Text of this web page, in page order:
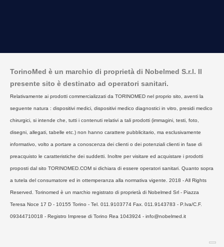
TorinoMed è un marchio di proprietà di Nobelmed S.r.l. Il
presente sito è destinato ad operatori sanitari.
Relativamente ai prodotti commercializzati da TORINOMED nel proprio sito, aventi la
seguente natura : dispositivi medici, dispositivi medico diagnostici in vitro, presidi medico
chirurgici, si intende che, tutti i contenuti relativi a tali prodotti (immagini, testi, foto,
disegni, allegati, tabelle etc.) non hanno carattere pubblicitario, ma esclusivamente
informativo, volto a portare a conoscenza dei clienti o dei potenziali clienti in fase di
preacquisto le caratteristiche dei suddetti. Inoltre per visitare ed acquistare i prodotti
proposti dal sito TORINOMED.COM si dichiara di essere operatori sanitari. Quanto sopra
a tutela del consumatore ed in ottemperanza alla normativa vigente. 2018 - All Rights
Reserved. Torinomed è un marchio registrato di proprietà di Nobelmed Srl - Piazza
Teresa Noce 17 D - 10155 Torino - Tel. 011.9103774 Fax. 011.9143783 - P.Iva/C.F.
09344710018 - Registro Imprese di Torino Rea 1043924 - info@nobelmed.it